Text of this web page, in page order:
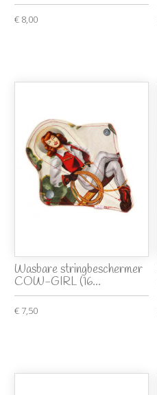
€ 8,00
Wasbare stringbeschermer
COW-GIRL (16...
€ 7,50